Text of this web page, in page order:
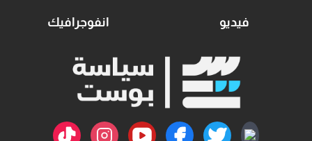
فيديو انفوجرافيك